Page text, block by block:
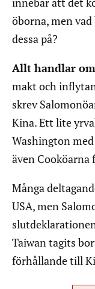
öborna, men
dessa på?
Allt handlar
makt och
skrev
Kina. Ett lite
Washington
även Cooköarna
Många
USA, men
Taiwan tagits
förhållande till